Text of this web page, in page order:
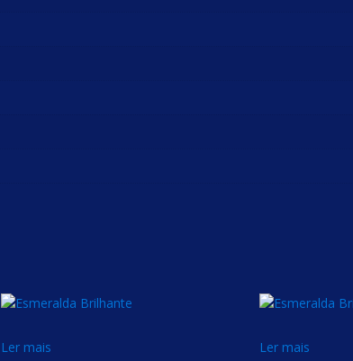
Ler mais
Ler mais